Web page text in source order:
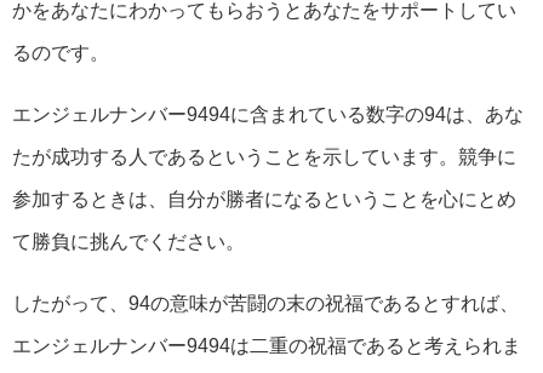
かをあなたにわかってもらおうとあなたをサポートしてい
るのです。
エンジェルナンバー9494に含まれている数字の94は、あな
たが成功する人であるということを示しています。競争に
参加するときは、自分が勝者になるということを心にとめ
て勝負に挑んでください。
したがって、94の意味が苦闘の末の祝福であるとすれば、
エンジェルナンバー9494は二重の祝福であると考えられま